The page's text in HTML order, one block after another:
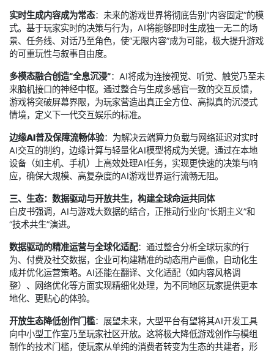
实时生成内容成为常态：未来的游戏世界将彻底告别“内容固定”的模
式。基于玩家实时的决策与行为，AI将能够即时生成独一无二的场
景、任务线、对话乃至角色，使“无限内容”成为可能，极大提升游戏
的可重玩性与叙事自由度。
多模态融合创造“全息沉浸”：AI将成为连接视觉、听觉、触觉乃至未
来脑机接口的神经中枢。通过整合与生成多感官一致的交互反馈，
游戏将突破屏幕界限，为玩家营造出真正全方位、高拟真的沉浸式
情境，定义下一代交互娱乐的标准。
边缘AI普及保障流畅体验：为解决云端算力负载与网络延迟对实时
AI交互的制约，边缘计算与轻量化AI模型将成为关键。通过在本地
设备（如主机、手机）上高效处理AI任务，实现更快速的决策与响
应，确保大规模、高复杂度的AI游戏世界运行流畅无阻。
三、生态：数据驱动与开放共生，构建全球命运共同体
白皮书强调，AI与游戏大数据的结合，正推动行业向“长期主义”和
“技术共生”演进。
数据驱动的精准运营与全球化适配：通过整合分析全球玩家的行
为、付费及社交数据，企业可构建精准的动态用户画像，自动化生
成并优化运营策略。AI还能在翻译、文化适配（如内容风格调
整）、网络优化等方面实现精细化处理，为不同地区玩家提供更本
地化、更贴心的体验。
开放生态降低创作门槛：展望未来，大型平台有望将其AI开发工具
向中小型工作室乃至玩家社区开放。这将极大降低游戏创作与模组
制作的技术门槛，使玩家从单纯的消费者转变为生态的共建者，形